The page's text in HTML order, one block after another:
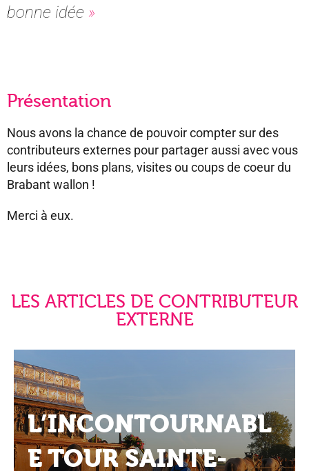
bonne idée
Présentation
Nous avons la chance de pouvoir compter sur des
contributeurs externes pour partager aussi avec vous
leurs idées, bons plans, visites ou coups de coeur du
Brabant wallon !
Merci à eux.
LES ARTICLES DE CONTRIBUTEUR
EXTERNE
L’INCONTOURNABL
E TOUR SAINTE-